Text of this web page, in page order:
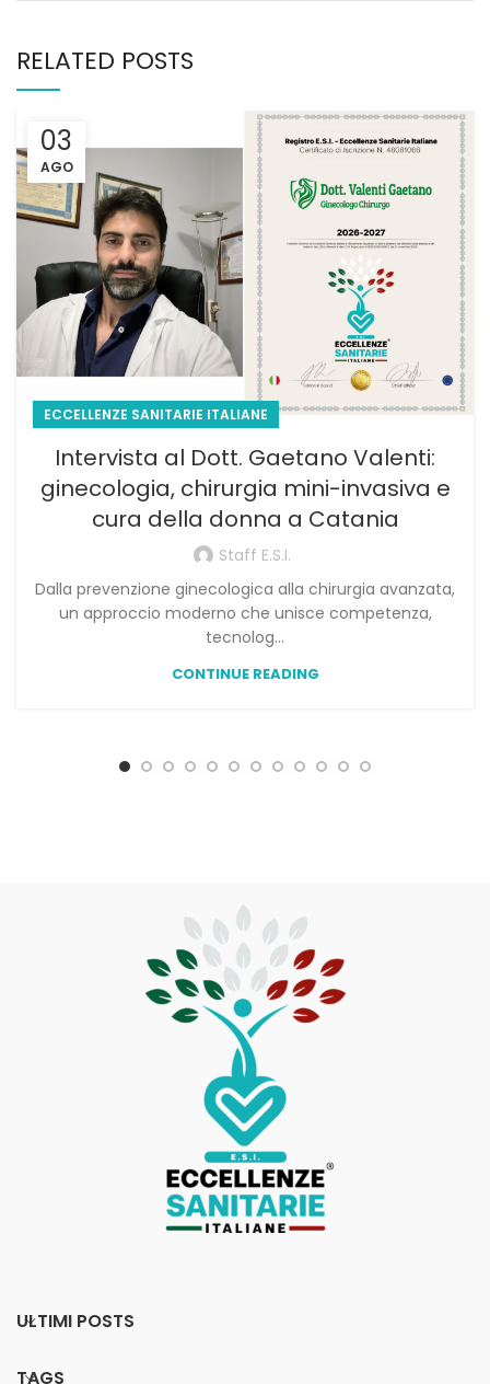
RELATED POSTS
03
AGO
ECCELLENZE SANITARIE ITALIANE
Intervista al Dott. Gaetano Valenti:
ginecologia, chirurgia mini-invasiva e
cura della donna a Catania
Staff E.S.I.
Dalla prevenzione ginecologica alla chirurgia avanzata,
un approccio moderno che unisce competenza,
tecnolog...
CONTINUE READING
ULTIMI POSTS
TAGS